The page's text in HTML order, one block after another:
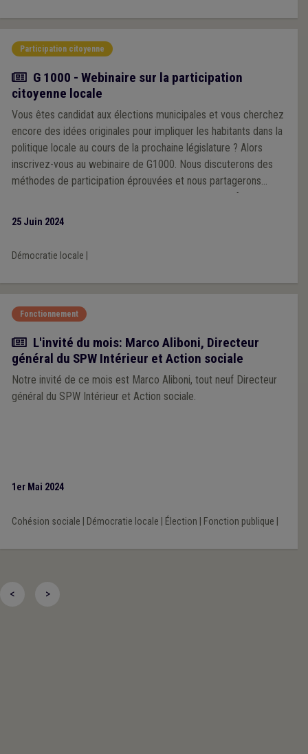
Participation citoyenne
Actualité
G 1000 - Webinaire sur la participation
citoyenne locale
Vous êtes candidat aux élections municipales et vous cherchez
encore des idées originales pour impliquer les habitants dans la
politique locale au cours de la prochaine législature ? Alors
inscrivez-vous au webinaire de G1000. Nous discuterons des
méthodes de participation éprouvées et nous partagerons
également de nouvelles approches susceptibles de faire
25 Juin 2024
Démocratie locale
Fonctionnement
Article
L'invité du mois: Marco Aliboni, Directeur
général du SPW Intérieur et Action sociale
Notre invité de ce mois est Marco Aliboni, tout neuf Directeur
général du SPW Intérieur et Action sociale.
1er Mai 2024
Cohésion sociale Démocratie locale Élection Fonction publique
< >